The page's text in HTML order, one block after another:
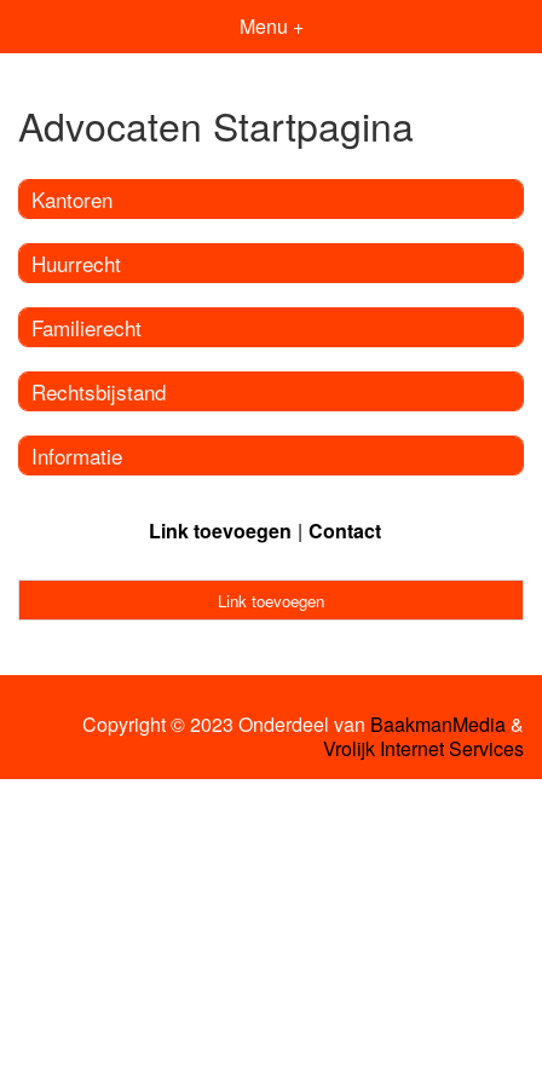
Menu +
Advocaten Startpagina
Kantoren
Huurrecht
Familierecht
Rechtsbijstand
Informatie
Link toevoegen Contact
Link toevoegen
Copyright © 2023 Onderdeel van BaakmanMedia&
Vrolijk Internet Services